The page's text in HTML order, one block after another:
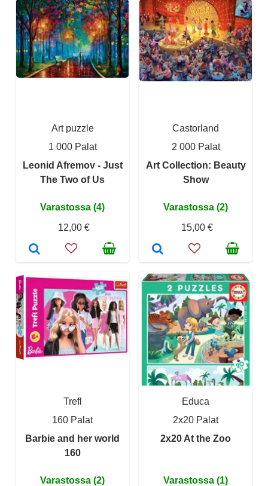
Art puzzle
1 000 Palat
Leonid Afremov - Just
The Two of Us
Varastossa (4)
12,00 €
Castorland
2 000 Palat
Art Collection: Beauty
Show
Varastossa (2)
15,00 €
Trefl
160 Palat
Barbie and her world
160
Varastossa (2)
Educa
2x20 Palat
2x20 At the Zoo
Varastossa (1)